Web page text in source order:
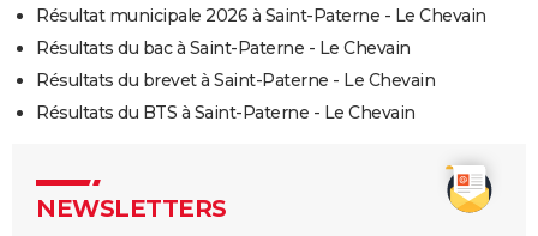
Résultat municipale 2026 à Saint-Paterne - Le Chevain
Résultats du bac à Saint-Paterne - Le Chevain
Résultats du brevet à Saint-Paterne - Le Chevain
Résultats du BTS à Saint-Paterne - Le Chevain
NEWSLETTERS